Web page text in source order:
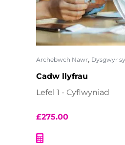
Archebwch Nawr, Dysgwyr
Cadw llyfrau
Lefel 1 - Cyflwyniad
£275.00